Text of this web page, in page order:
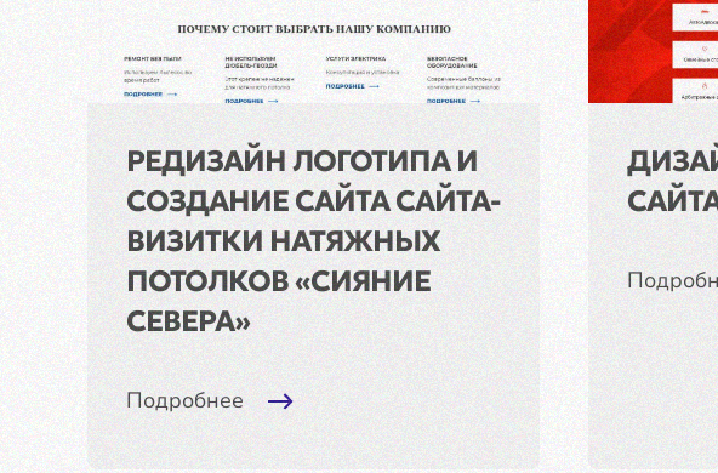
РЕДИЗАЙН ЛОГОТИПА И
СОЗДАНИЕ САЙТА САЙТА-
ВИЗИТКИ НАТЯЖНЫХ
ПОТОЛКОВ «СИЯНИЕ
СЕВЕРА»
Подробнее